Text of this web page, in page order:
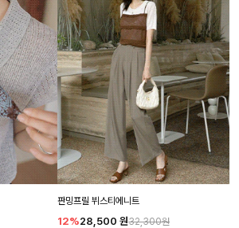
판밍프릴 뷔스티에니트
12%28,500 원32,300원